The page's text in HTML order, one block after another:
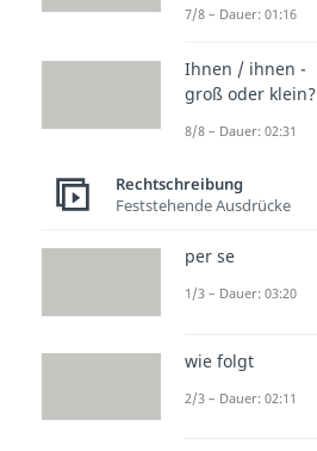
7/8 – Dauer: 01:16
Ihnen / ihnen -
groß oder klein?
8/8 – Dauer: 02:31
Rechtschreibung
Feststehende Ausdrücke
per se
1/3 – Dauer: 03:20
wie folgt
2/3 – Dauer: 02:11